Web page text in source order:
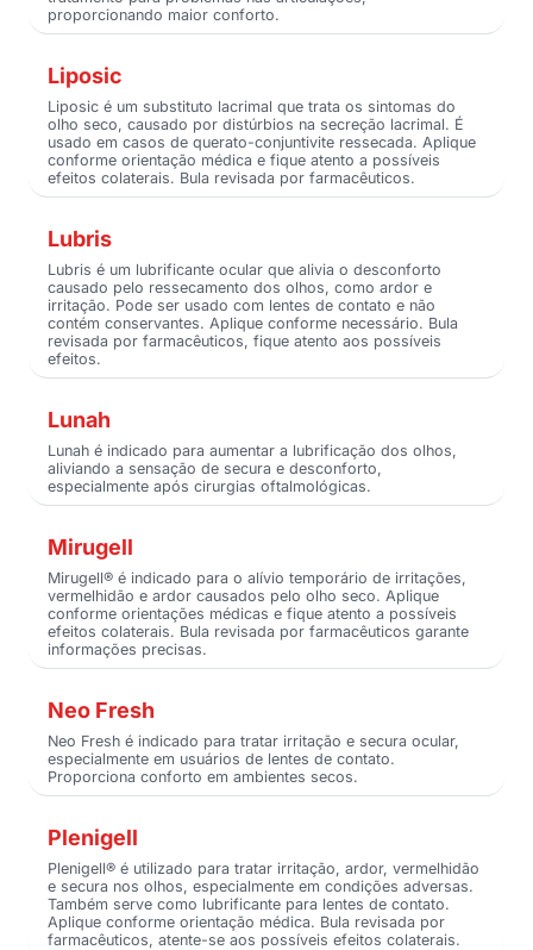
proporcionando maior conforto.
Liposic
Liposic é um substituto lacrimal que trata os sintomas do
olho seco, causado por distúrbios na secreção lacrimal. É
usado em casos de querato-conjuntivite ressecada. Aplique
conforme orientação médica e fique atento a possíveis
efeitos colaterais. Bula revisada por farmacêuticos.
Lubris
Lubris é um lubrificante ocular que alivia o desconforto
causado pelo ressecamento dos olhos, como ardor e
irritação. Pode ser usado com lentes de contato e não
contém conservantes. Aplique conforme necessário. Bula
revisada por farmacêuticos, fique atento aos possíveis
efeitos.
Lunah
Lunah é indicado para aumentar a lubrificação dos olhos,
aliviando a sensação de secura e desconforto,
especialmente após cirurgias oftalmológicas.
Mirugell
Mirugell® é indicado para o alívio temporário de irritações,
vermelhidão e ardor causados pelo olho seco. Aplique
conforme orientações médicas e fique atento a possíveis
efeitos colaterais. Bula revisada por farmacêuticos garante
informações precisas.
Neo Fresh
Neo Fresh é indicado para tratar irritação e secura ocular,
especialmente em usuários de lentes de contato.
Proporciona conforto em ambientes secos.
Plenigell
Plenigell® é utilizado para tratar irritação, ardor, vermelhidão
e secura nos olhos, especialmente em condições adversas.
Também serve como lubrificante para lentes de contato.
Aplique conforme orientação médica. Bula revisada por
farmacêuticos, atente-se aos possíveis efeitos colaterais.